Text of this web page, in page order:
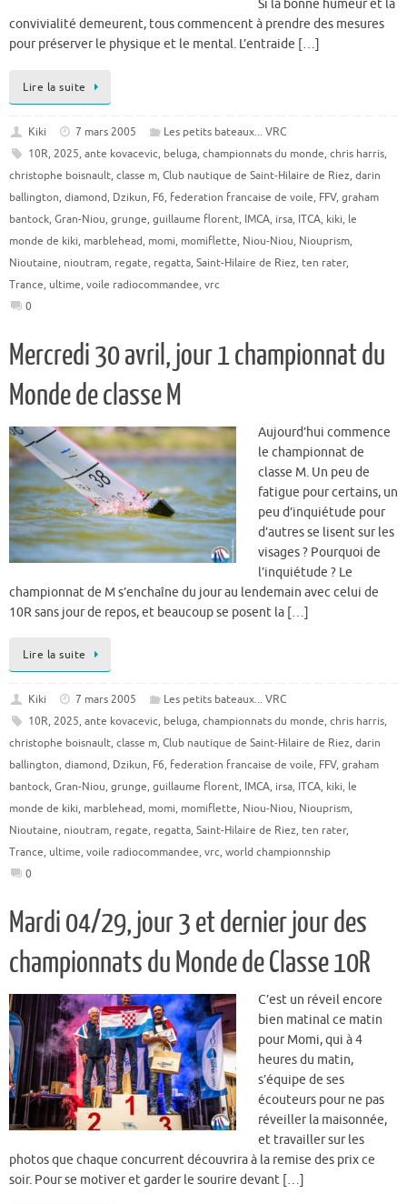
Si la bonne humeur et la
convivialité demeurent, tous commencent à prendre des mesures
pour préserver le physique et le mental. L’entraide […]
Lire la suite
Kiki 7 mars 2005
Les petits bateaux... VRC
10R, 2025, ante kovacevic, beluga, championnats du monde, chris harris,
christophe boisnault, classe m, Club nautique de Saint-Hilaire de Riez, darin
ballington, diamond, Dzikun, F6, federation francaise de voile, FFV, graham
bantock, Gran-Niou, grunge, guillaume florent, IMCA, irsa, ITCA, kiki, le
monde de kiki, marblehead, momi, momiflette, Niou-Niou, Niouprism,
Nioutaine, nioutram, regate, regatta, Saint-Hilaire de Riez, ten rater,
Trance, ultime, voile radiocommandee, vrc
0
Mercredi 30 avril, jour 1 championnat du
Monde de classe M
Aujourd’hui commence
le championnat de
classe M. Un peu de
fatigue pour certains, un
peu d’inquiétude pour
d’autres se lisent sur les
visages ? Pourquoi de
l’inquiétude ? Le
championnat de M s’enchaîne du jour au lendemain avec celui de
10R sans jour de repos, et beaucoup se posent la […]
Lire la suite
Kiki 7 mars 2005
Les petits bateaux... VRC
10R, 2025, ante kovacevic, beluga, championnats du monde, chris harris,
christophe boisnault, classe m, Club nautique de Saint-Hilaire de Riez, darin
ballington, diamond, Dzikun, F6, federation francaise de voile, FFV, graham
bantock, Gran-Niou, grunge, guillaume florent, IMCA, irsa, ITCA, kiki, le
monde de kiki, marblehead, momi, momiflette, Niou-Niou, Niouprism,
Nioutaine, nioutram, regate, regatta, Saint-Hilaire de Riez, ten rater,
Trance, ultime, voile radiocommandee, vrc, world championnship
0
Mardi 04/29, jour 3 et dernier jour des
championnats du Monde de Classe 10R
C’est un réveil encore
bien matinal ce matin
pour Momi, qui à 4
heures du matin,
s’équipe de ses
écouteurs pour ne pas
réveiller la maisonnée,
et travailler sur les
photos que chaque concurrent découvrira à la remise des prix ce
soir. Pour se motiver et garder le sourire devant […]